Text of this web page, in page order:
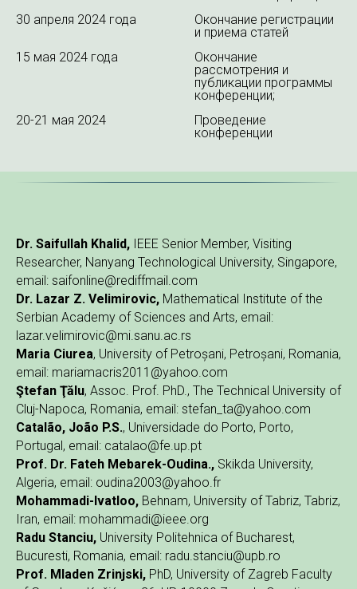
30 апреля 2024 года
Окончание регистрации
и приема статей
15 мая 2024 года
Окончание
рассмотрения и
публикации программы
конференции;
20-21 мая 2024
Проведение
конференции
Dr. Saifullah Khalid, IEEE Senior Member, Visiting
Researcher, Nanyang Technological University, Singapore,
email: saifonline@rediffmail.com
Dr. Lazar Z. Velimirovic, Mathematical Institute of the
Serbian Academy of Sciences and Arts, email:
lazar.velimirovic@mi.sanu.ac.rs
Maria Ciurea, University of Petroșani, Petroșani, Romania,
email: mariamacris2011@yahoo.com
Ştefan Ţălu, Assoc. Prof. PhD., The Technical University of
Cluj-Napoca, Romania, email: stefan_ta@yahoo.com
Catalão, João P.S., Universidade do Porto, Porto,
Portugal, email: catalao@fe.up.pt
Prof. Dr. Fateh Mebarek-Oudina., Skikda University,
Algeria, email: oudina2003@yahoo.fr
Mohammadi-Ivatloo, Behnam, University of Tabriz, Tabriz,
Iran, email: mohammadi@ieee.org
Radu Stanciu, University Politehnica of Bucharest,
Bucuresti, Romania, email: radu.stanciu@upb.ro
Prof. Mladen Zrinjski, PhD, University of Zagreb Faculty